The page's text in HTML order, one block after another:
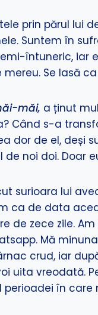
prin părul lui
Suntem în
întuneric, iar
Se lasă
măi, a ținut
Când s-a
dor de el, deși
noi doi. Doar
surioara lui
ca de data
de zece zile.
Mă
crud, iar
uita vreodată.
perioadei în care